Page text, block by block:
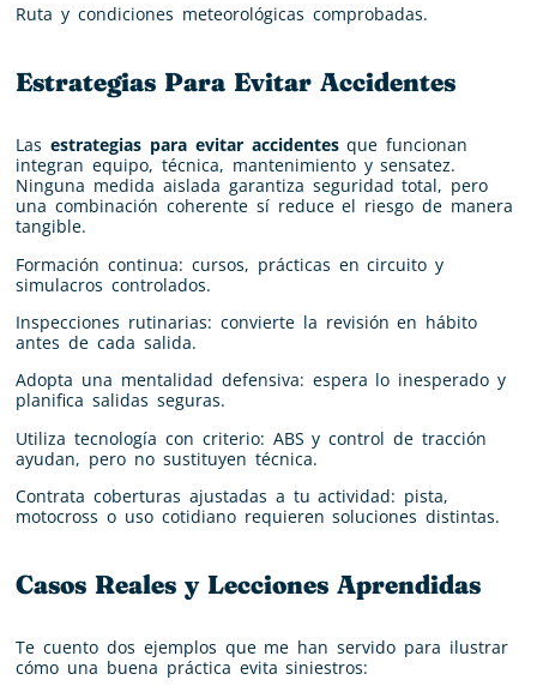
Ruta y condiciones meteorológicas comprobadas.
Estrategias Para Evitar Accidentes
Las estrategias para evitar accidentesque funcionan
integran equipo, técnica, mantenimiento y sensatez.
Ninguna medida aislada garantiza seguridad total, pero
una combinación coherente sí reduce el riesgo de manera
tangible.
Formación continua: cursos, prácticas en circuito y
simulacros controlados.
Inspecciones rutinarias: convierte la revisión en hábito
antes de cada salida.
Adopta una mentalidad defensiva: espera lo inesperado y
planifica salidas seguras.
Utiliza tecnología con criterio: ABS y control de tracción
ayudan, pero no sustituyen técnica.
Contrata coberturas ajustadas a tu actividad: pista,
motocross o uso cotidiano requieren soluciones distintas.
Casos Reales y Lecciones Aprendidas
Te cuento dos ejemplos que me han servido para ilustrar
cómo una buena práctica evita siniestros: